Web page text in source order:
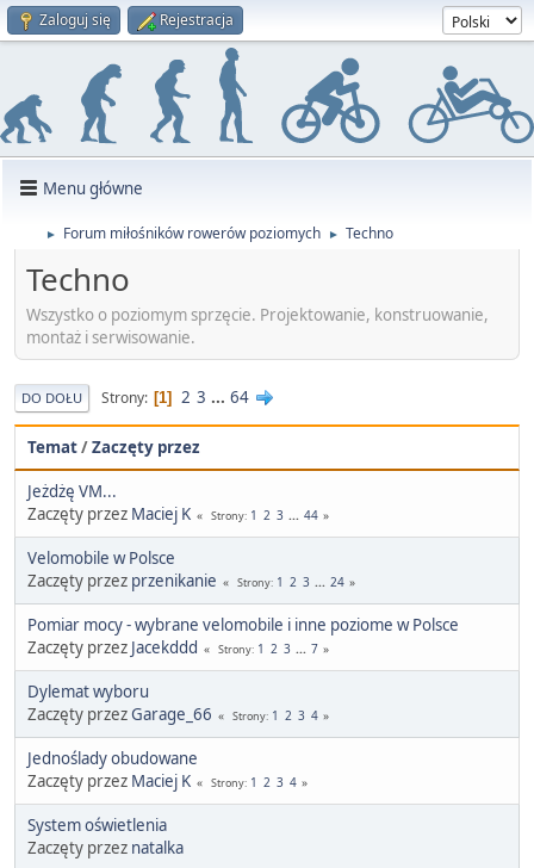
Zaloguj się Rejestracja
Menu główne
► Forum miłośników rowerów poziomych ► Techno
Techno
Wszystko o poziomym sprzęcie. Projektowanie, konstruowanie,
montaż i serwisowanie.
DO DOŁU Strony 1 2 3 ... 64
Temat/Zaczęty przez
Jeżdżę VM...
Zaczęty przez Maciej K Strony 1 2 3 ... 44
Velomobile w Polsce
Zaczęty przez przenikanie Strony 1 2 3 ... 24
Pomiar mocy - wybrane velomobile i inne poziome w Polsce
Zaczęty przez Jacekddd Strony 1 2 3 ... 7
Dylemat wyboru
Zaczęty przezGarage_66 Strony 1 2 3 4
Jednoślady obudowane
Zaczęty przez Maciej K Strony 1 2 3 4
System oświetlenia
Zaczęty przez natalka